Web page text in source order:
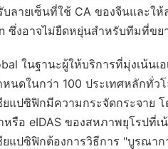
บลายเซ็นที่ใช้ CA ของจีนและใ
ซึ่งอาจไม่ยืดหยุ่นสำหรับทีมที่ขย
ในฐานะผู้ให้บริการที่มุ่งเน้น
นดในกว่า 100 ประเทศหลักทั่ว
ยแปซิฟิกมีความกระจัดกระจาย
หรือ eIDAS ของสหภาพยุโรปที่
ชียแปซิฟิกต้องการวิธีการ "บูรณา